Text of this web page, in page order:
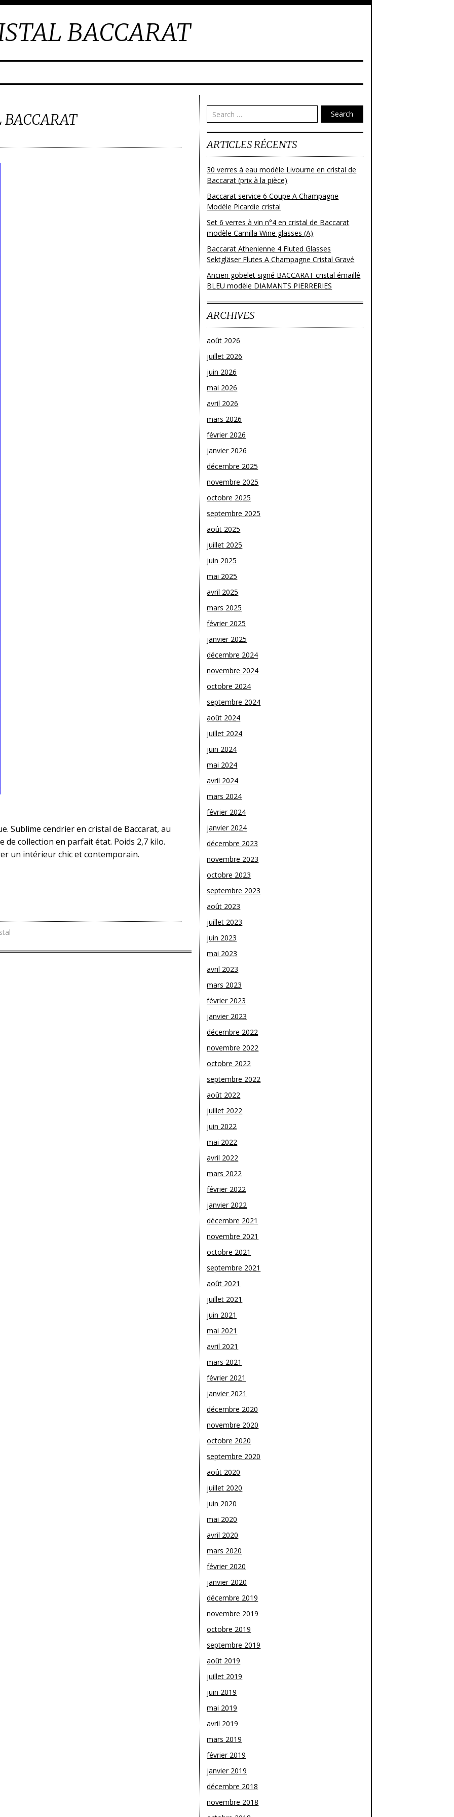
BACCARAT
BACCARAT
Sublime cendrier en cristal de Baccarat, au
de collection en parfait état. Poids 2,7 kilo.
un intérieur chic et contemporain.
Search
ARTICLES RÉCENTS
30 verres à eau modèle Livourne en cristal de
Baccarat (prix à la pièce)
Baccarat service 6 Coupe A Champagne
Modéle Picardie cristal
Set 6 verres à vin n°4 en cristal de Baccarat
modèle Camilla Wine glasses (A)
Baccarat Athenienne 4 Fluted Glasses
Sektgläser Flutes A Champagne Cristal Gravé
Ancien gobelet signé BACCARAT cristal émaillé
BLEU modèle DIAMANTS PIERRERIES
ARCHIVES
août 2026
juillet 2026
juin 2026
mai 2026
avril 2026
mars 2026
février 2026
janvier 2026
décembre 2025
novembre 2025
octobre 2025
septembre 2025
août 2025
juillet 2025
juin 2025
mai 2025
avril 2025
mars 2025
février 2025
janvier 2025
décembre 2024
novembre 2024
octobre 2024
septembre 2024
août 2024
juillet 2024
juin 2024
mai 2024
avril 2024
mars 2024
février 2024
janvier 2024
décembre 2023
novembre 2023
octobre 2023
septembre 2023
août 2023
juillet 2023
juin 2023
mai 2023
avril 2023
mars 2023
février 2023
janvier 2023
décembre 2022
novembre 2022
octobre 2022
septembre 2022
août 2022
juillet 2022
juin 2022
mai 2022
avril 2022
mars 2022
février 2022
janvier 2022
décembre 2021
novembre 2021
octobre 2021
septembre 2021
août 2021
juillet 2021
juin 2021
mai 2021
avril 2021
mars 2021
février 2021
janvier 2021
décembre 2020
novembre 2020
octobre 2020
septembre 2020
août 2020
juillet 2020
juin 2020
mai 2020
avril 2020
mars 2020
février 2020
janvier 2020
décembre 2019
novembre 2019
octobre 2019
septembre 2019
août 2019
juillet 2019
juin 2019
mai 2019
avril 2019
mars 2019
février 2019
janvier 2019
décembre 2018
novembre 2018